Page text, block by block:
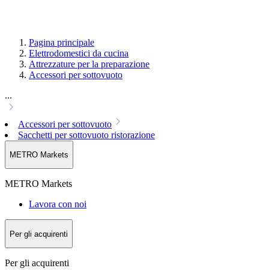
Pagina principale
Elettrodomestici da cucina
Attrezzature per la preparazione
Accessori per sottovuoto
...
Accessori per sottovuoto
Sacchetti per sottovuoto ristorazione
METRO Markets
METRO Markets
Lavora con noi
Per gli acquirenti
Per gli acquirenti